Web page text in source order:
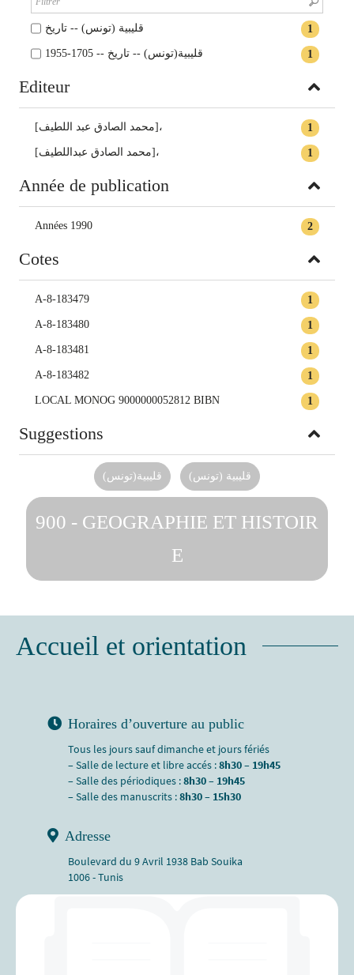
1 قليبية (تونس) -- تاريخ
1 قليبية(تونس) -- تاريخ -- 1705-1955
Editeur
1 [محمد الصادق عبد اللطيف]،
1 [محمد الصادق عبداللطيف]،
Année de publication
2
Années 1990
Cotes
1
A-8-183479
1
A-8-183480
1
A-8-183481
1
A-8-183482
1
LOCAL MONOG 9000000052812 BIBN
Suggestions
قليبية(تونس) قليبية (تونس)
900 - GEOGRAPHIE ET HISTOIR
E
Accueil et orientation
Horaires d’ouverture au public
Tous les jours sauf dimanche et jours fériés
– Salle de lecture et libre accés :8h30 – 19h45
– Salle des périodiques :8h30 – 19h45
– Salle des manuscrits :8h30 – 15h30
Adresse
Boulevard du 9 Avril 1938 Bab Souika
1006 - Tunis